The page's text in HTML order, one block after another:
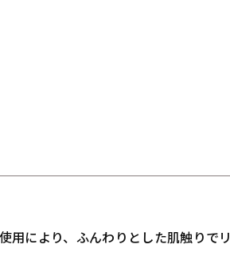
用により、ふんわりとした肌触りでリ